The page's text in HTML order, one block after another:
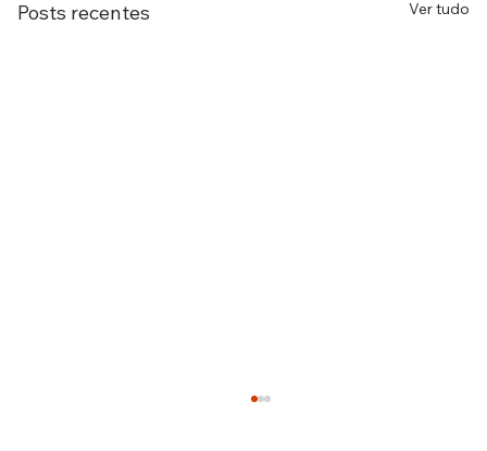
Posts recentes Ver tudo